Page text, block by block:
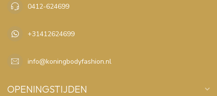
0412-624699
+31412624699
info@koningbodyfashion.nl
OPENINGSTIJDEN